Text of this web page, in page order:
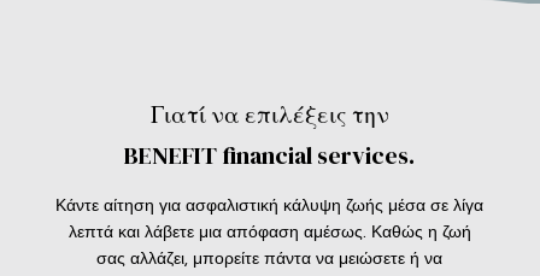
Γιατί να επιλέξεις την
BENEFIT financial services.
Κάντε αίτηση για ασφαλιστική κάλυψη ζωής μέσα σε λίγα
λεπτά και λάβετε μια απόφαση αμέσως. Καθώς η ζωή
σας αλλάζει, μπορείτε πάντα να μειώσετε ή να